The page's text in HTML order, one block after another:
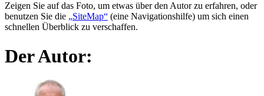
Zeigen Sie auf das Foto, um etwas über den Autor zu erfahren, oder
benutzen Sie die
SiteMap
(eine Navigationshilfe) um sich einen
schnellen Überblick zu verschaffen.
Der Autor: